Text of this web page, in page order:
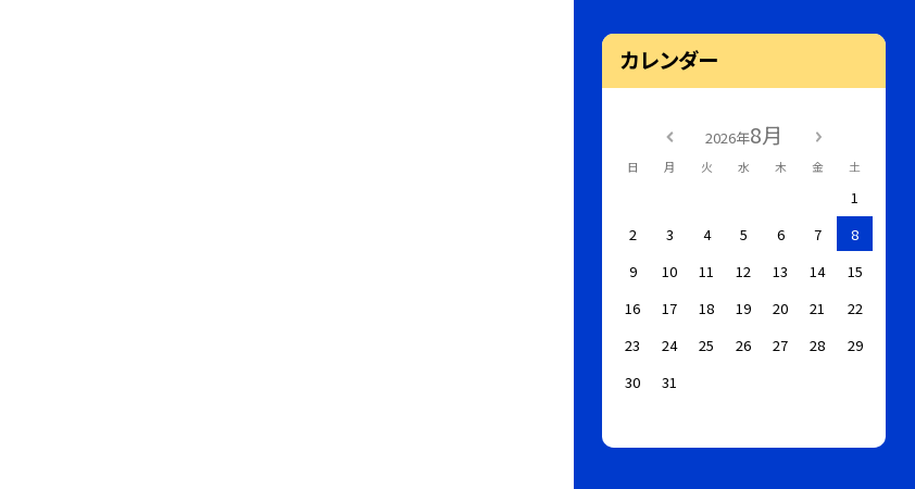
カレンダー
2026年8月
日 月 火 水 木 金 土
1
2
3 4 5 6 7
8
9
10 11 12 13 14
15
16
17 18 19 20 21
22
23
24 25 26 27 28
29
30
31